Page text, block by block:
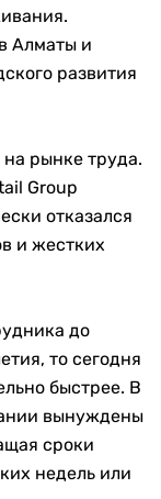
Алматы и
развития
рынке труда.
Group
отказался
и жестких
до
то сегодня
быстрее. В
вынуждены
сроки
недель или